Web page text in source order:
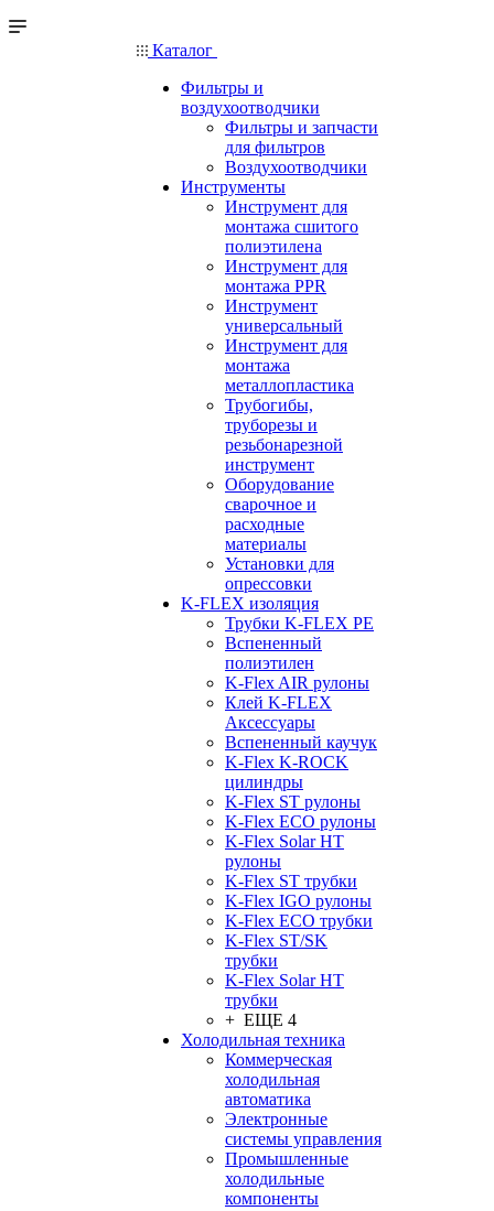
Каталог
Фильтры и
воздухоотводчики
Фильтры и запчасти
для фильтров
Воздухоотводчики
Инструменты
Инструмент для
монтажа сшитого
полиэтилена
Инструмент для
монтажа PPR
Инструмент
универсальный
Инструмент для
монтажа
металлопластика
Трубогибы,
труборезы и
резьбонарезной
инструмент
Оборудование
сварочное и
расходные
материалы
Установки для
опрессовки
K-FLEX изоляция
Трубки K-FLEX PE
Вспененный
полиэтилен
K-Flex AIR рулоны
Клей K-FLEX
Аксессуары
Вспененный каучук
K-Flex K-ROCK
цилиндры
K-Flex ST рулоны
K-Flex ECO рулоны
K-Flex Solar HT
рулоны
K-Flex ST трубки
K-Flex IGO рулоны
K-Flex ECO трубки
K-Flex ST/SK
трубки
K-Flex Solar HT
трубки
+ ЕЩЕ 4
Холодильная техника
Коммерческая
холодильная
автоматика
Электронные
системы управления
Промышленные
холодильные
компоненты